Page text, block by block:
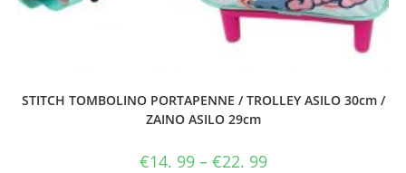
STITCH TOMBOLINO PORTAPENNE / TROLLEY ASILO 30cm /
ZAINO ASILO 29cm
€14. 99– €22. 99